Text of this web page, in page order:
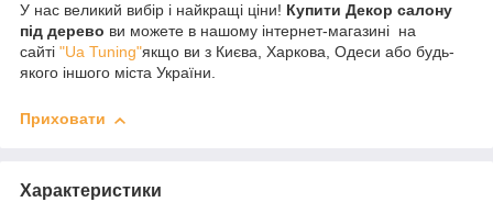
У нас великий вибір і найкращі ціни! Купити Декор салону
під дерево ви можете в нашому інтернет-магазині на
сайті "Ua Tuning"якщо ви з Києва, Харкова, Одеси або будь-
якого іншого міста України.
Приховати
Характеристики